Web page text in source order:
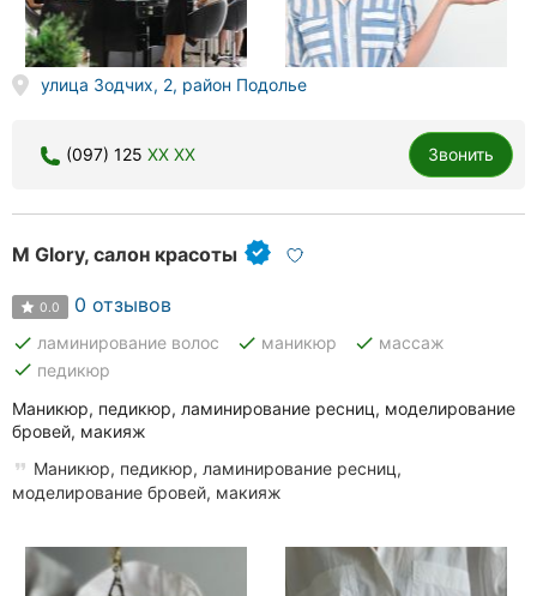
улица Зодчих, 2, район Подолье
(097) 125 XX XX Звонить
M Glory, салон красоты
0.0 0 отзывов
done ламинирование волос done маникюр done массаж
done педикюр
Маникюр, педикюр, ламинирование ресниц, моделирование
бровей, макияж
Маникюр, педикюр, ламинирование ресниц,
моделирование бровей, макияж